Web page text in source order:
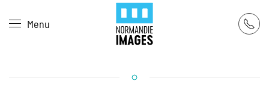
Skip to main content
Menu
Panneau de gestion des cookies